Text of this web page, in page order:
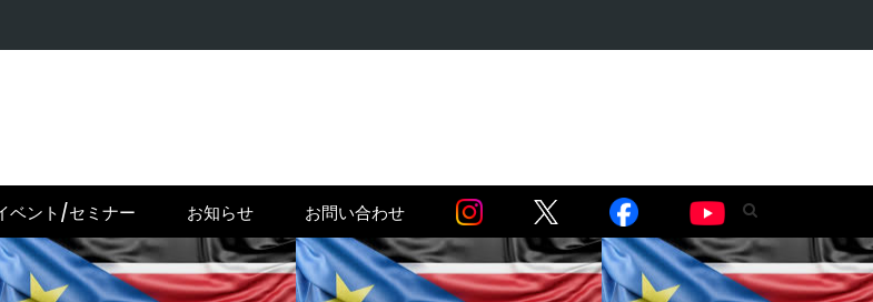
ベント/セミナー お知らせ お問い合わせ